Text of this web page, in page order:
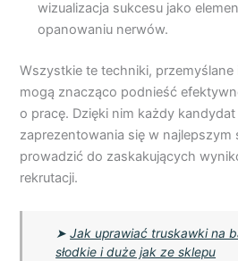
wizualizacja sukcesu jako
opanowaniu nerwów.
Wszystkie te techniki,
mogą znacząco podnieść
o pracę. Dzięki nim każdy
zaprezentowania się w najlepszym
prowadzić do zaskakujących
rekrutacji.
➤Jak uprawiać truskawki na
słodkie i duże jak ze sklepu